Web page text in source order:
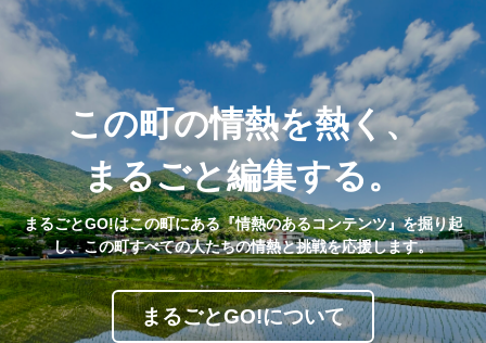
この町の情熱を熱く、
まるごと編集する。
まるごとGO!はこの町にある『情熱のあるコンテンツ』を掘り起
し、この町すべての人たちの情熱と挑戦を応援します。
まるごとGO!について